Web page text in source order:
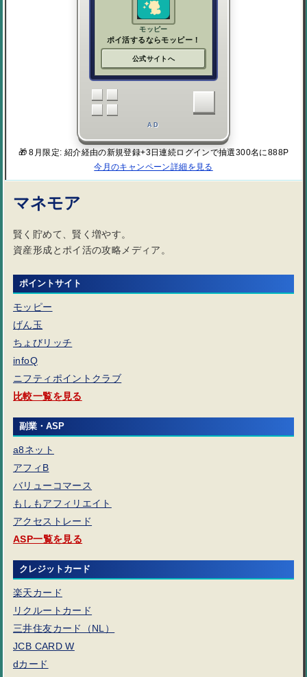
モッピー
ポイ活するならモッピー！
公式サイトへ
AD
🎁 8月限定: 紹介経由の新規登録+3日連続ログインで抽選300名に888P
今月のキャンペーン詳細を見る
マネモア
賢く貯めて、賢く増やす。
資産形成とポイ活の攻略メディア。
ポイントサイト
モッピー
げん玉
ちょびリッチ
infoQ
ニフティポイントクラブ
比較一覧を見る
副業・ASP
a8ネット
アフィB
バリューコマース
もしもアフィリエイト
アクセストレード
ASP一覧を見る
クレジットカード
楽天カード
リクルートカード
三井住友カード（NL）
JCB CARD W
dカード